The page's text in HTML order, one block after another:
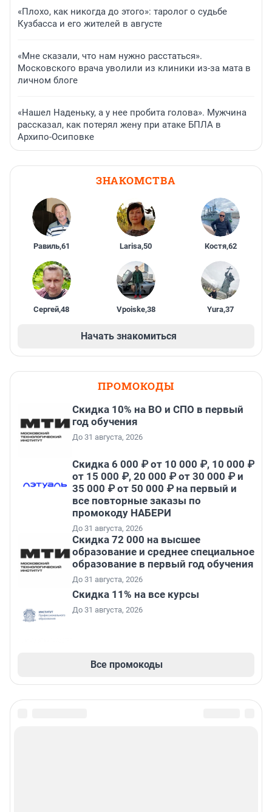
«Плохо, как никогда до этого»: таролог о судьбе
Кузбасса и его жителей в августе
«Мне сказали, что нам нужно расстаться».
Московского врача уволили из клиники из-за мата в
личном блоге
«Нашел Наденьку, а у нее пробита голова». Мужчина
рассказал, как потерял жену при атаке БПЛА в
Архипо-Осиповке
ЗНАКОМСТВА
Равиль,61 Larisa,50 Костя,62
Сергей,48 Vpoiske,38 Yura,37
Начать знакомиться
ПРОМОКОДЫ
Скидка 10% на ВО и СПО в первый
год обучения
До 31 августа, 2026
Скидка 6 000 ₽ от 10 000 ₽, 10 000 ₽
от 15 000 ₽, 20 000 ₽ от 30 000 ₽ и
35 000 ₽ от 50 000 ₽ на первый и
все повторные заказы по
промокоду НАБЕРИ
До 31 августа, 2026
Скидка 72 000 на высшее
образование и среднее специальное
образование в первый год обучения
До 31 августа, 2026
Скидка 11% на все курсы
До 31 августа, 2026
Все промокоды